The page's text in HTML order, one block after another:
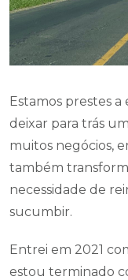
Estamos prestes a
deixar para trás
muitos negócios,
também
necessidade de
sucumbir.
Entrei em 2021
estou terminado